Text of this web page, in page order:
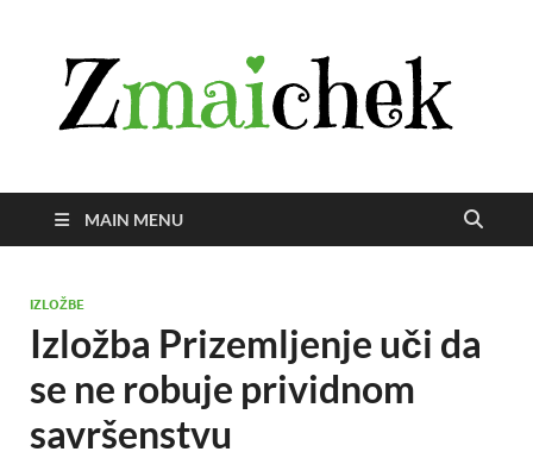
MAIN MENU
IZLOŽBE
Izložba Prizemljenje uči da
se ne robuje prividnom
savršenstvu